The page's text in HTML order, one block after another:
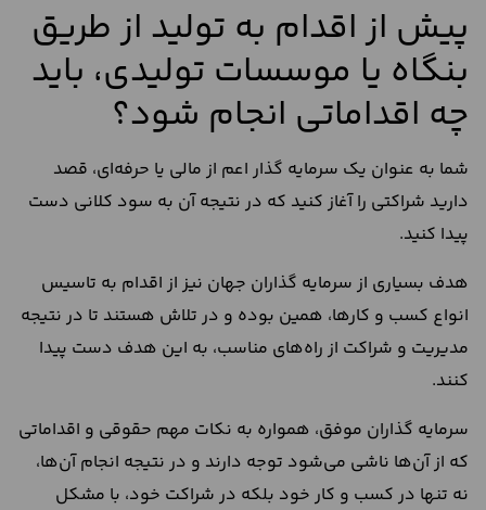
پیش از اقدام به تولید از طریق
بنگاه‌ یا موسسات تولیدی، باید
چه اقداماتی انجام شود؟
شما به عنوان یک سرمایه گذار اعم از مالی یا حرفه‌ای، قصد
دارید شراکتی را آغاز کنید که در نتیجه آن به سود کلانی دست
پیدا کنید.
هدف بسیاری از سرمایه گذاران جهان نیز از اقدام به تاسیس
انواع کسب و کار‌ها، همین بوده و در تلاش هستند تا در نتیجه
مدیریت و شراکت از راه‌های مناسب، به این هدف دست پیدا
کنند.
سرمایه گذاران موفق، همواره به نکات مهم حقوقی و اقداماتی
که از آن‌ها ناشی می‌شود توجه دارند و در نتیجه انجام آن‌ها،
نه تنها در کسب و کار خود بلکه در شراکت خود، با مشکل